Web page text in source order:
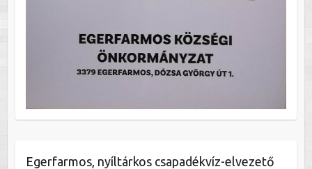
Egerfarmos, nyíltárkos csapadékvíz-elvezető